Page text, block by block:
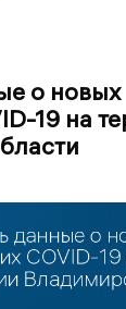
о новых
19 на